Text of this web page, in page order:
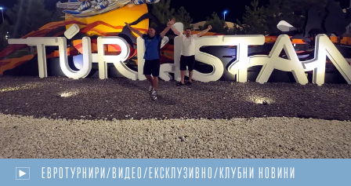
ЕВРОТУРНИРИ/ВИДЕО/ЕКСКЛУЗИВНО/КЛУБНИ НОВИНИ